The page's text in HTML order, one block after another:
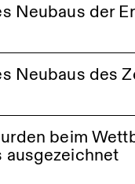
Neubaus der
Neubaus des
beim
ausgezeichnet